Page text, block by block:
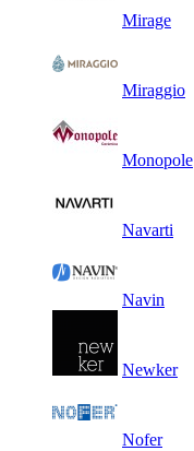
Mirage
Miraggio
Monopole
Navarti
Navin
Newker
Nofer